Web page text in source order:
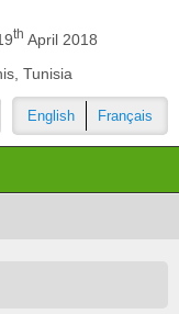
th April 2018
Tunisia
Français
English